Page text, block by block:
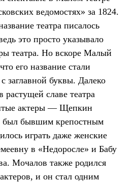
ведомостях» за 1824.
театра писалось
это просто указывало
театра. Но вскоре Малый
его название стали
заглавной буквы. Далеко
славе театра
актеры — Щепкин
бывшим крепостным
играть даже женские
в «Недоросле» и Бабу
Мочалов также родился
и он стал одним